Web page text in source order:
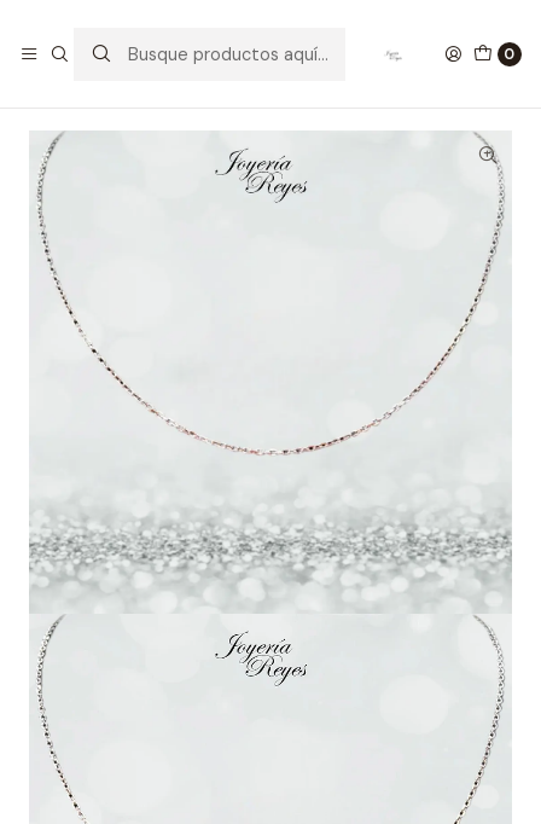
0
Cadena de plata Ley 925 Italiana modelo Limada 5.8 grs,
60cm x 2mm